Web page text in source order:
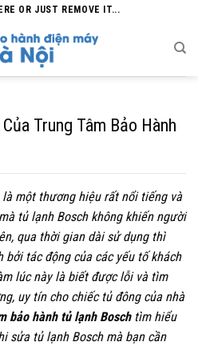
OR JUST REMOVE IT...
Trung Tâm Bảo Hành
là một thương hiệu rất nổi tiếng và
tủ lạnh Bosch không khiến người
qua thời gian dài sử dụng thì
tác động của các yếu tố khách
lúc này là biết được lỗi và tìm
uy tín cho chiếc tủ đông của nhà
bảo hành tủ lạnh Boschtìm hiểu
sửa tủ lạnh Bosch mà bạn cần